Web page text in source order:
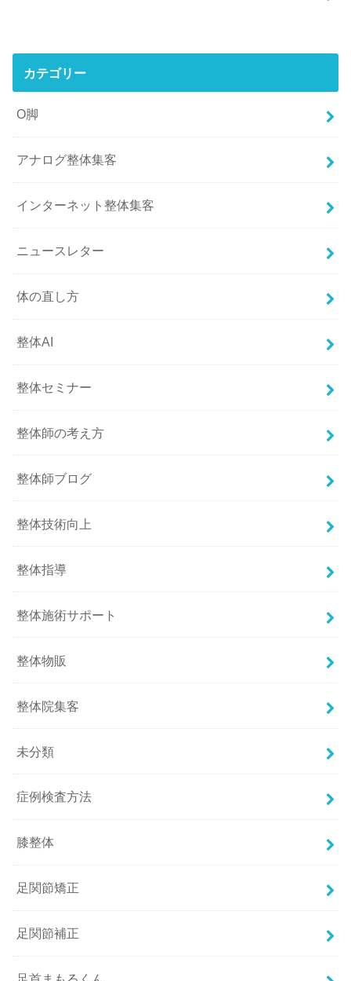
カテゴリー
O脚
アナログ整体集客
インターネット整体集客
ニュースレター
体の直し方
整体AI
整体セミナー
整体師の考え方
整体師ブログ
整体技術向上
整体指導
整体施術サポート
整体物販
整体院集客
未分類
症例検査方法
膝整体
足関節矯正
足関節補正